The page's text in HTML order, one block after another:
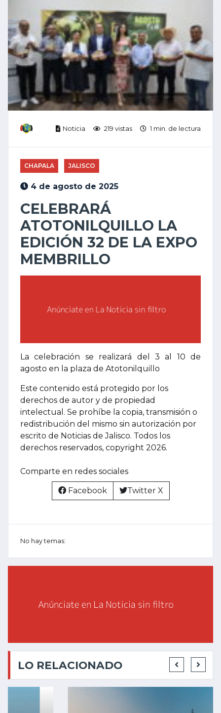
Noticia 219 vistas 1 min. de lectura
CHAPALA JALISCO
4 de agosto de 2025
CELEBRARÁ
ATOTONILQUILLO LA
EDICIÓN 32 DE LA EXPO
MEMBRILLO
La celebración se realizará del 3 al 10 de
agosto en la plaza de Atotonilquillo
Este contenido está protegido por los
derechos de autor y de propiedad
intelectual. Se prohíbe la copia, transmisión o
redistribución del mismo sin autorización por
escrito de Noticias de Jalisco. Todos los
derechos reservados, copyright 2026.
Comparte en redes sociales
Facebook Twitter X
No hay temas:
LO RELACIONADO